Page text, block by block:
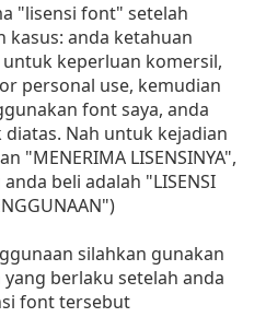
"lisensi font" setelah
kasus: anda ketahuan
keperluan komersil,
personal use, kemudian
font saya, anda
Nah untuk kejadian
"MENERIMA LISENSINYA",
beli adalah "LISENSI
silahkan gunakan
berlaku setelah anda
font tersebut